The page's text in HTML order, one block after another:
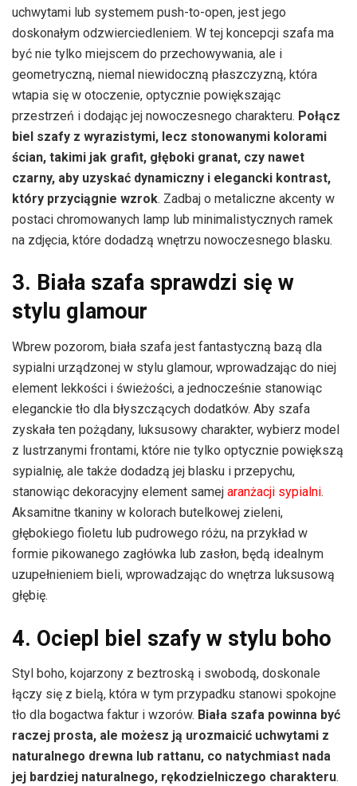
uchwytami lub systemem push-to-open, jest jego
doskonałym odzwierciedleniem. W tej koncepcji szafa ma
być nie tylko miejscem do przechowywania, ale i
geometryczną, niemal niewidoczną płaszczyzną, która
wtapia się w otoczenie, optycznie powiększając
przestrzeń i dodając jej nowoczesnego charakteru. Połącz
biel szafy z wyrazistymi, lecz stonowanymi kolorami
ścian, takimi jak grafit, głęboki granat, czy nawet
czarny, aby uzyskać dynamiczny i elegancki kontrast,
który przyciągnie wzrok. Zadbaj o metaliczne akcenty w
postaci chromowanych lamp lub minimalistycznych ramek
na zdjęcia, które dodadzą wnętrzu nowoczesnego blasku.
3. Biała szafa sprawdzi się w
stylu glamour
Wbrew pozorom, biała szafa jest fantastyczną bazą dla
sypialni urządzonej w stylu glamour, wprowadzając do niej
element lekkości i świeżości, a jednocześnie stanowiąc
eleganckie tło dla błyszczących dodatków. Aby szafa
zyskała ten pożądany, luksusowy charakter, wybierz model
z lustrzanymi frontami, które nie tylko optycznie powiększą
sypialnię, ale także dodadzą jej blasku i przepychu,
stanowiąc dekoracyjny element samej aranżacji sypialni.
Aksamitne tkaniny w kolorach butelkowej zieleni,
głębokiego fioletu lub pudrowego różu, na przykład w
formie pikowanego zagłówka lub zasłon, będą idealnym
uzupełnieniem bieli, wprowadzając do wnętrza luksusową
głębię.
4. Ociepl biel szafy w stylu boho
Styl boho, kojarzony z beztroską i swobodą, doskonale
łączy się z bielą, która w tym przypadku stanowi spokojne
tło dla bogactwa faktur i wzorów. Biała szafa powinna być
raczej prosta, ale możesz ją urozmaicić uchwytami z
naturalnego drewna lub rattanu, co natychmiast nada
jej bardziej naturalnego, rękodzielniczego charakteru.